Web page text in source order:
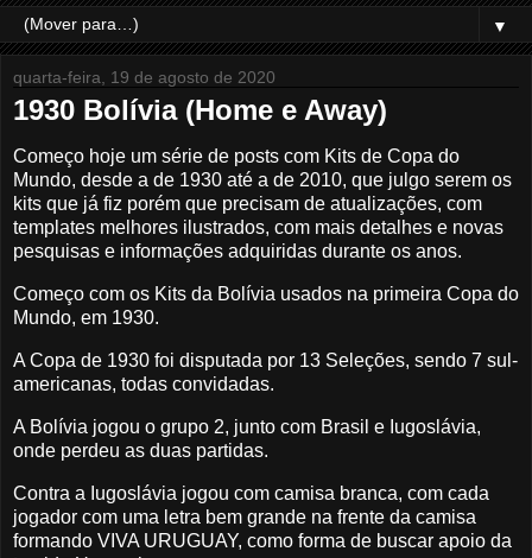
▼
quarta-feira, 19 de agosto de 2020
1930 Bolívia (Home e Away)
Começo hoje um série de posts com Kits de Copa do
Mundo, desde a de 1930 até a de 2010, que julgo serem os
kits que já fiz porém que precisam de atualizações, com
templates melhores ilustrados, com mais detalhes e novas
pesquisas e informações adquiridas durante os anos.
Começo com os Kits da Bolívia usados na primeira Copa do
Mundo, em 1930.
A Copa de 1930 foi disputada por 13 Seleções, sendo 7 sul-
americanas, todas convidadas.
A Bolívia jogou o grupo 2, junto com Brasil e Iugoslávia,
onde perdeu as duas partidas.
Contra a Iugoslávia jogou com camisa branca, com cada
jogador com uma letra bem grande na frente da camisa
formando VIVA URUGUAY, como forma de buscar apoio da